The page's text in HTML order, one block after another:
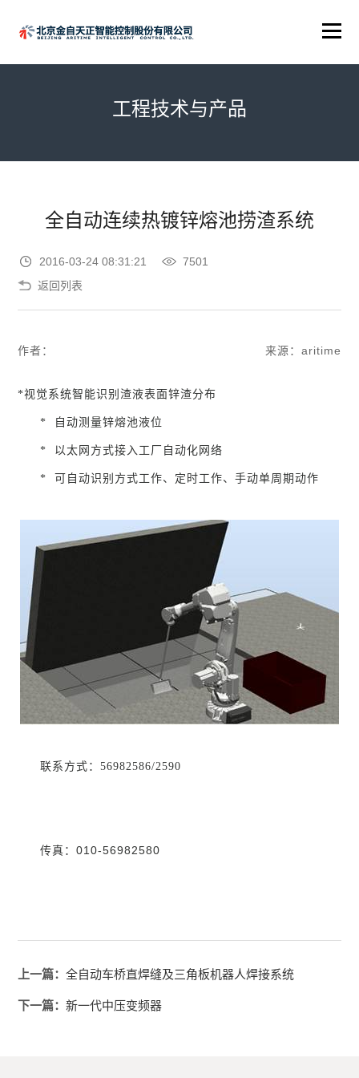
工程技术与产品
全自动连续热镀锌熔池捞渣系统
2016-03-24 08:31:21
7501
返回列表
作者： 来源：aritime
*视觉系统智能识别渣液表面锌渣分布
* 自动测量锌熔池液位
* 以太网方式接入工厂自动化网络
* 可自动识别方式工作、定时工作、手动单周期动作
联系方式：56982586/2590
传真：010-56982580
上一篇：全自动车桥直焊缝及三角板机器人焊接系统
下一篇：新一代中压变频器